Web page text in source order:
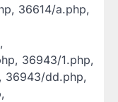
36614/a.php,
36943/1.php,
36943/dd.php,